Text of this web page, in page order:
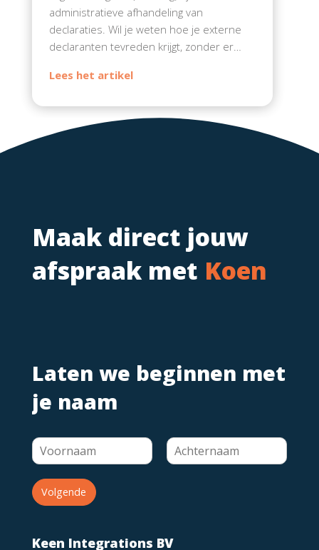
administratieve afhandeling van
declaraties. Wil je weten hoe je externe
declaranten tevreden krijgt, zonder er…
Maak direct jouw
afspraak met Koen
Laten we beginnen met
je naam
Volgende
Keen Integrations BV